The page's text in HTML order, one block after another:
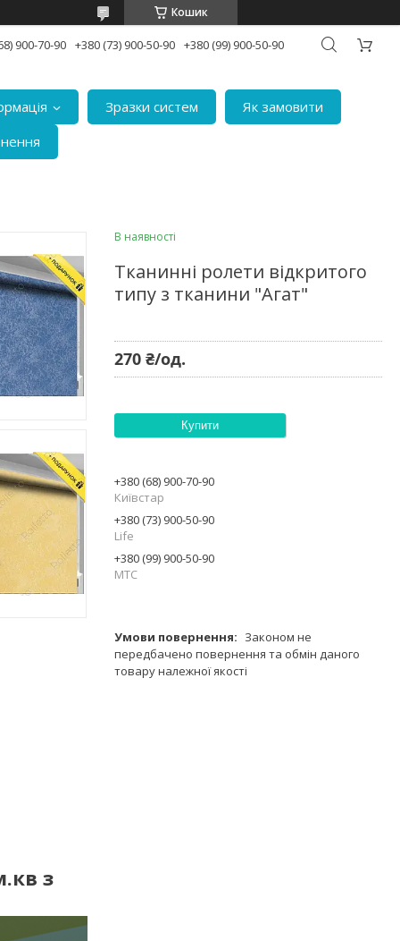
Кошик
900-70-90 +380 (73) 900-50-90 +380 (99) 900-50-90
Зразки систем
Як замовити
з
В наявності
Тканинні ролети відкритого
типу з тканини "Агат"
270 ₴/од.
Купити
+380 (68) 900-70-90
Київстар
+380 (73) 900-50-90
Life
+380 (99) 900-50-90
МТС
Законом не
передбачено повернення та обмін даного
товару належної якості